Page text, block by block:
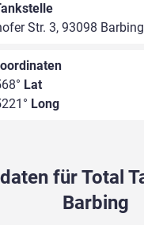
Str. 3, 93098 Barbing
Lat
Long
für Total
Barbing